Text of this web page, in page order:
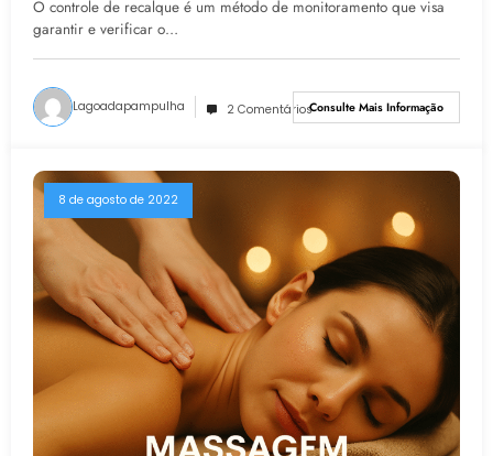
O controle de recalque é um método de monitoramento que visa
garantir e verificar o…
Lagoadapampulha 2 ComentáriosConsulte Mais Informação
8 de agosto de 2022